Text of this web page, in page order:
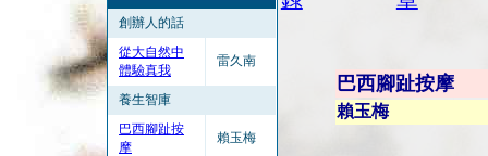
創辦人的話
從大自然中
體驗真我
雷久南
養生智庫
巴西腳趾按
摩
賴玉梅
巴西腳趾按摩
賴玉梅